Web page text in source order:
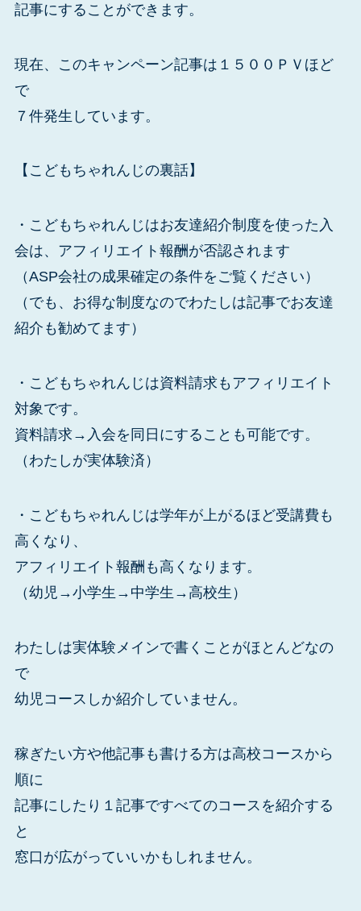
記事にすることができます。
現在、このキャンペーン記事は１５００ＰＶほど
で
７件発生しています。
【こどもちゃれんじの裏話】
・こどもちゃれんじはお友達紹介制度を使った入
会は、アフィリエイト報酬が否認されます
（ASP会社の成果確定の条件をご覧ください）
（でも、お得な制度なのでわたしは記事でお友達
紹介も勧めてます）
・こどもちゃれんじは資料請求もアフィリエイト
対象です。
資料請求→入会を同日にすることも可能です。
（わたしが実体験済）
・こどもちゃれんじは学年が上がるほど受講費も
高くなり、
アフィリエイト報酬も高くなります。
（幼児→小学生→中学生→高校生）
わたしは実体験メインで書くことがほとんどなの
で
幼児コースしか紹介していません。
稼ぎたい方や他記事も書ける方は高校コースから
順に
記事にしたり１記事ですべてのコースを紹介する
と
窓口が広がっていいかもしれません。